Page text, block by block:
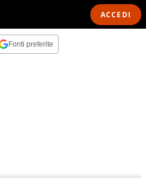
ACCEDI
Fonti preferite